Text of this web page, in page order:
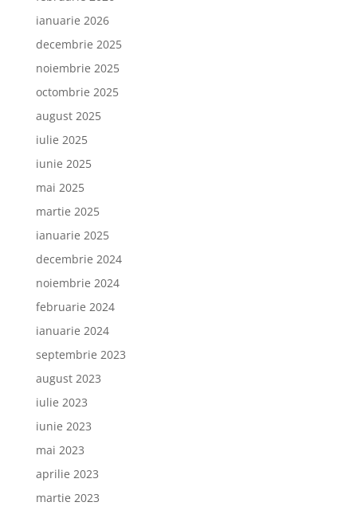
ianuarie 2026
decembrie 2025
noiembrie 2025
octombrie 2025
august 2025
iulie 2025
iunie 2025
mai 2025
martie 2025
ianuarie 2025
decembrie 2024
noiembrie 2024
februarie 2024
ianuarie 2024
septembrie 2023
august 2023
iulie 2023
iunie 2023
mai 2023
aprilie 2023
martie 2023